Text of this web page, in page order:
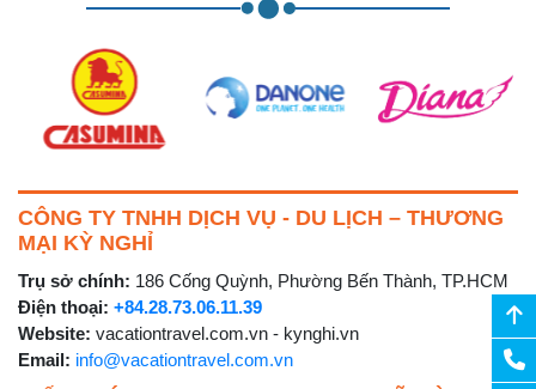
CÔNG TY TNHH DỊCH VỤ - DU LỊCH – THƯƠNG
MẠI KỲ NGHỈ
Trụ sở chính: 186 Cống Quỳnh, Phường Bến Thành, TP.HCM
Điện thoại: +84.28.73.06.11.39
Website: vacationtravel.com.vn - kynghi.vn
Email: info@vacationtravel.com.vn